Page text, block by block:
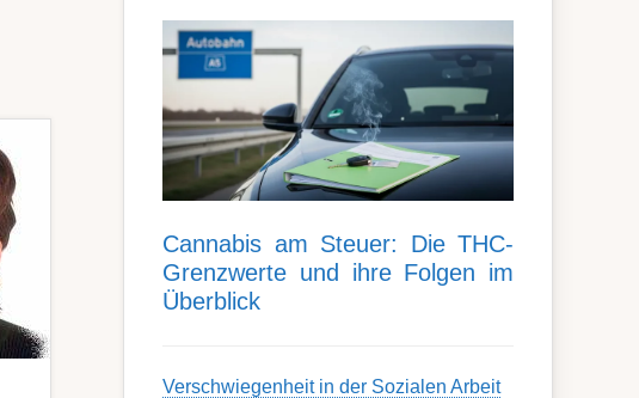
Can­nabis am Steu­er: Die THC-
Grenz­werte und ihre Folgen im
Über­blick
Ver­schwieg­en­heit in der Soz­ial­en Ar­beit